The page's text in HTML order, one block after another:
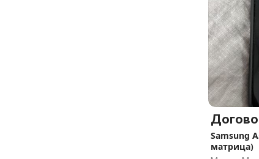
Samsung
матрица)